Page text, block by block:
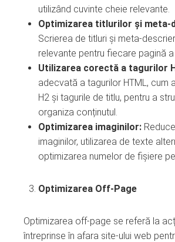
utilizând cuvinte cheie relevante.
Optimizarea titlurilor și meta-
Scrierea de titluri și meta-
relevante pentru fiecare pagină a
Utilizarea corectă a tagurilor
adecvată a tagurilor HTML, cum
H2 și tagurile de titlu, pentru a
organiza conținutul.
Optimizarea imaginilor:
imaginilor, utilizarea de texte
optimizarea numelor de fișiere
Optimizarea Off-Page
Optimizarea off-page se referă la
întreprinse în afara site-ului web